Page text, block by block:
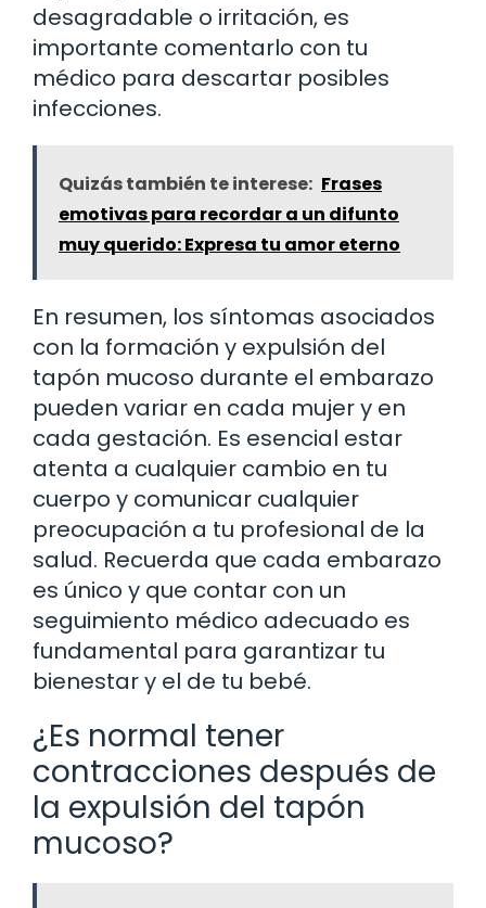
desagradable o irritación, es
importante comentarlo con tu
médico para descartar posibles
infecciones.
Quizás también te interese: Frases
emotivas para recordar a un difunto
muy querido: Expresa tu amor eterno
En resumen, los síntomas asociados
con la formación y expulsión del
tapón mucoso durante el embarazo
pueden variar en cada mujer y en
cada gestación. Es esencial estar
atenta a cualquier cambio en tu
cuerpo y comunicar cualquier
preocupación a tu profesional de la
salud. Recuerda que cada embarazo
es único y que contar con un
seguimiento médico adecuado es
fundamental para garantizar tu
bienestar y el de tu bebé.
¿Es normal tener
contracciones después de
la expulsión del tapón
mucoso?